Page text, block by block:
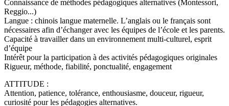
Connaissance de méthodes pédagogiques alternatives (Montessori,
Reggio...)
Langue : chinois langue maternelle. L’anglais ou le français sont
nécessaires afin d’échanger avec les équipes de l’école et les parents.
Capacité à travailler dans un environnement multi-culturel, esprit
d’équipe
Intérêt pour la participation à des activités pédagogiques originales
Rigueur, méthode, fiabilité, ponctualité, engagement
ATTITUDE :
Attention, patience, tolérance, enthousiasme, douceur, rigueur,
curiosité pour les pédagogies alternatives.